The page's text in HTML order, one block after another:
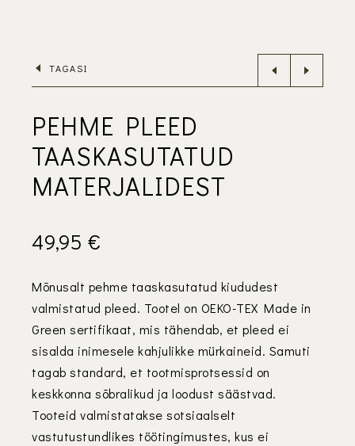
TAGASI
PEHME PLEED
TAASKASUTATUD
MATERJALIDEST
49,95 €
Mõnusalt pehme taaskasutatud kiududest
valmistatud pleed. Tootel on OEKO-TEX Made in
Green sertifikaat, mis tähendab, et pleed ei
sisalda inimesele kahjulikke mürkaineid. Samuti
tagab standard, et tootmisprotsessid on
keskkonna sõbralikud ja loodust säästvad.
Tooteid valmistatakse sotsiaalselt
vastutustundlikes töötingimustes, kus ei